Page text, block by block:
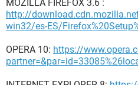
MOZILLA FIREFOX 3.6 :
http://
win32/es-ES/
OPERA 10: https://